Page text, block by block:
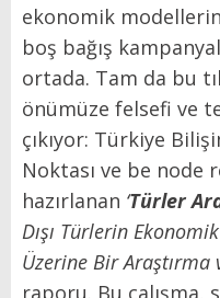
ekonomik
boş bağış
ortada. Tam da bu
önümüze felsefi ve
çıkıyor: Türkiye
Noktası ve be node
hazırlanan ‘Türler
Dışı Türlerin
Üzerine Bir Araştırma
raporu. Bu çalışma,